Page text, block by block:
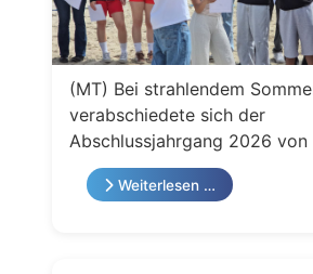
(MT) Bei strahlendem
verabschiedete sich der
Abschlussjahrgang 2026 von
Weiterlesen …